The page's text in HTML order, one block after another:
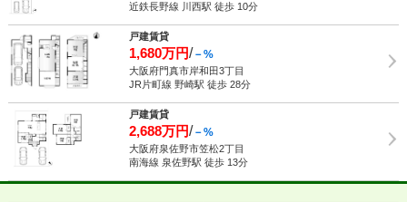
近鉄長野線 川西駅 徒歩 10分
戸建賃貸
1,680万円/－%
大阪府門真市岸和田3丁目
JR片町線 野崎駅 徒歩 28分
戸建賃貸
2,688万円/－%
大阪府泉佐野市笠松2丁目
南海線 泉佐野駅 徒歩 13分